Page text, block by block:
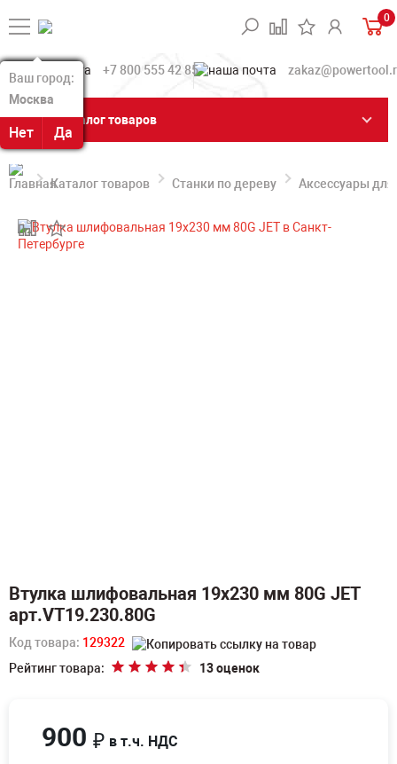
Ваш город:
Москва
Нет Да
Ваш город:
Москва
Нет Да
0
+7 800 555 42 85
Каталог товаров
Каталог товаров Станки по дереву Аксессуары для
Втулка шлифовальная 19х230 мм 80G JET
арт.VT19.230.80G
Код товара: 129322
Рейтинг товара:
13 оценок
900 ₽ в т.ч. НДС